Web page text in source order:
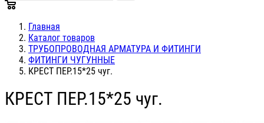
Главная
Каталог товаров
ТРУБОПРОВОДНАЯ АРМАТУРА И ФИТИНГИ
ФИТИНГИ ЧУГУННЫЕ
КРЕСТ ПЕР.15*25 чуг.
КРЕСТ ПЕР.15*25 чуг.